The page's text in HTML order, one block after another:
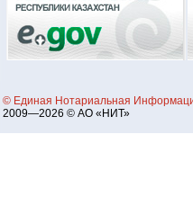
© Единая Нотариальная
2009—2026 © АО «НИТ»